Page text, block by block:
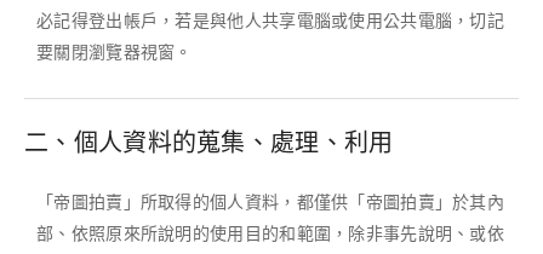
必記得登出帳戶，若是與他人共享電腦或使用公共電腦，切記
要關閉瀏覽器視窗。
二、個人資料的蒐集、處理、利用
「帝圖拍賣」所取得的個人資料，都僅供「帝圖拍賣」於其內
部、依照原來所說明的使用目的和範圍，除非事先說明、或依